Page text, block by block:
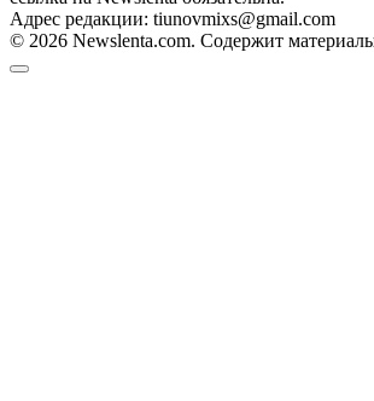
Адрес редакции: tiunovmixs@gmail.com
© 2026 Newslenta.com. Содержит